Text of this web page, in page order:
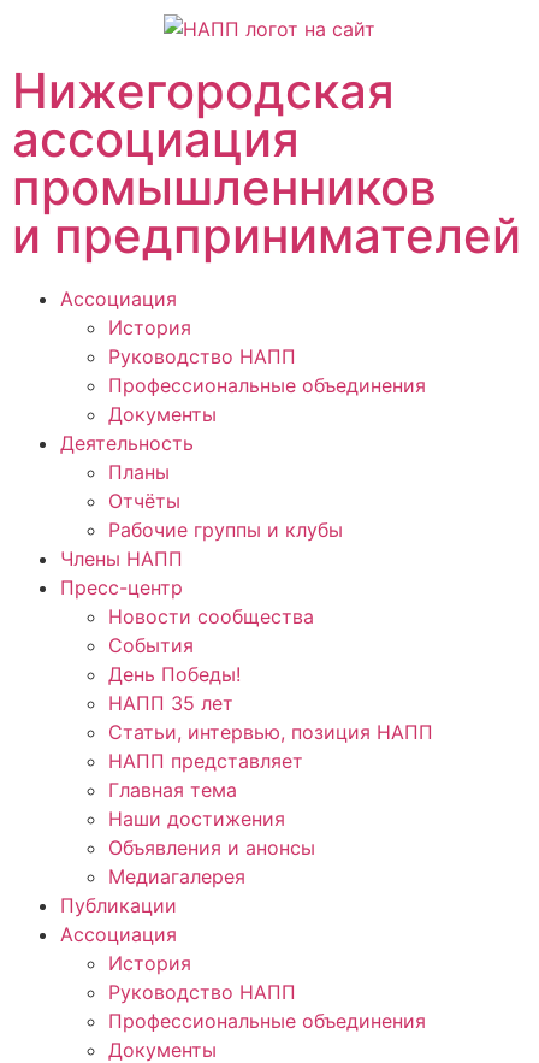
Нижегородская
ассоциация
промышленников
и предпринимателей
Ассоциация
История
Руководство НАПП
Профессиональные объединения
Документы
Деятельность
Планы
Отчёты
Рабочие группы и клубы
Члены НАПП
Пресс-центр
Новости сообщества
События
День Победы!
НАПП 35 лет
Статьи, интервью, позиция НАПП
НАПП представляет
Главная тема
Наши достижения
Объявления и анонсы
Медиагалерея
Публикации
Ассоциация
История
Руководство НАПП
Профессиональные объединения
Документы